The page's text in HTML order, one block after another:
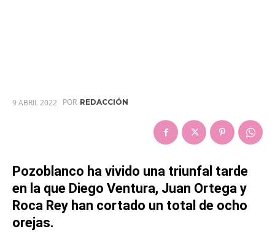
9 ABRIL 2022 POR REDACCIÓN
Pozoblanco ha vivido una triunfal tarde
en la que Diego Ventura, Juan Ortega y
Roca Rey han cortado un total de ocho
orejas.